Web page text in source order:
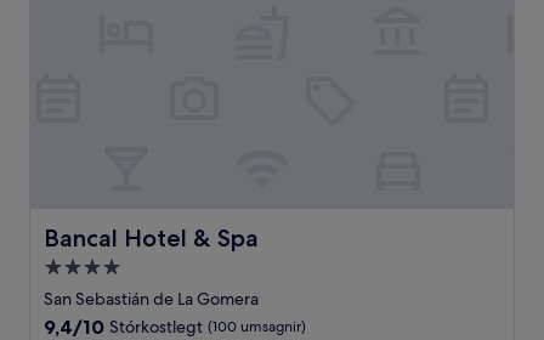
Bancal Hotel & Spa
Bancal Hotel & Spa
4.0
stjörnu
gististaður
San Sebastián de La Gomera
9.4
9,4/10 Stórkostlegt (100 umsagnir)